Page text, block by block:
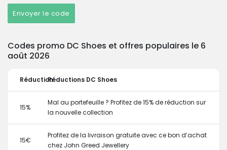
Envoyer le code
Codes promo DC Shoes et offres populaires le 6
août 2026
RéductionRéductions DC Shoes
15%
Mal au portefeuille ? Profitez de 15% de réduction sur
la nouvelle collection
15€
Profitez de la livraison gratuite avec ce bon d’achat
chez John Greed Jewellery